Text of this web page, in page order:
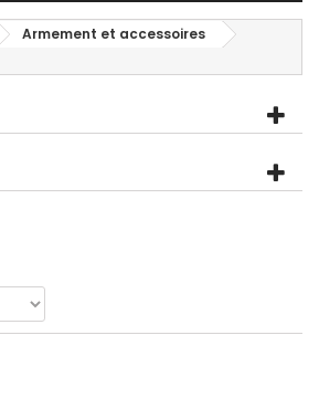
Armement et accessoires